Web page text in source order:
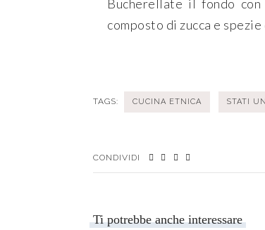
Bucherellate il fondo
composto di zucca e
TAGS: CUCINA ETNICA STATI
CONDIVIDI
Ti potrebbe anche interessare